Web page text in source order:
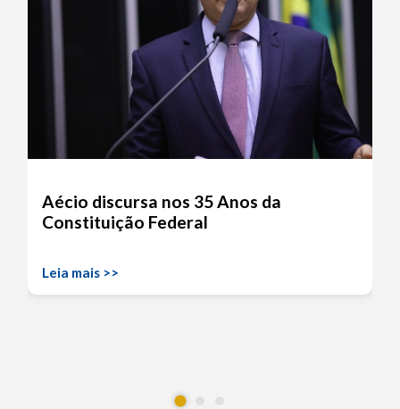
Aécio discursa nos 35 Anos da
Constituição Federal
Leia mais >>